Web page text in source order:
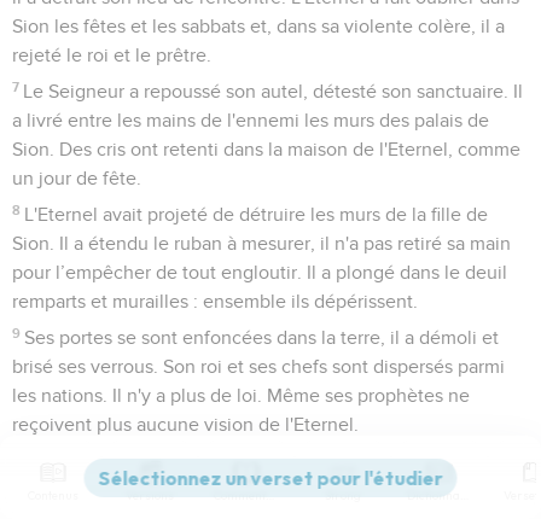
Sion les fêtes et les sabbats et, dans sa violente colère, il a
rejeté le roi et le prêtre.
7 Le Seigneur a repoussé son autel, détesté son sanctuaire. Il
a livré entre les mains de l'ennemi les murs des palais de
Sion. Des cris ont retenti dans la maison de l'Eternel, comme
un jour de fête.
8 L'Eternel avait projeté de détruire les murs de la fille de
Sion. Il a étendu le ruban à mesurer, il n'a pas retiré sa main
pour l’empêcher de tout engloutir. Il a plongé dans le deuil
remparts et murailles : ensemble ils dépérissent.
9 Ses portes se sont enfoncées dans la terre, il a démoli et
brisé ses verrous. Son roi et ses chefs sont dispersés parmi
les nations. Il n'y a plus de loi. Même ses prophètes ne
reçoivent plus aucune vision de l'Eternel.
Les anciens de la fille de Sion sont assis par terre, ils
restent silencieux ; ils ont couvert leur tête de poussière, ils
Versions Commentaires Strong